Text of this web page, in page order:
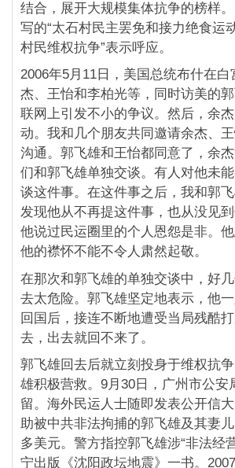
结合，展开大规模集体抗争的榜样
写的“太石村民主罢免和接力绝食运
村民维权抗争”表示呼应。
2006年5月11日，美国总统布什在
杰、王怡和李柏光等，同时访美的
联网上引发不小的争议。然后，余
动。我和几个朋友共同邀请余杰、
沟通。郭飞雄和王怡都同意了，余
们和郭飞雄单独交谈。有人对他未
谈这件事。在这件事之后，我和郭
发现他从不再提这件事，也从没见
他说过民运圈里的个人恩怨是非。
他的襟怀不能不令人肃然起敬。
在那次和郭飞雄的单独交谈中，好
去太危险。郭飞雄坚定地表示，他
回国后，接连不断地遭受当局残酷
去，出去就回不来了。
郭飞雄回去后就立刻投身于维权抗
雄积极营救。9月30日，广州市公安
留。海外民运人士随即发表公开信
助被中共非法拘捕的郭飞雄及其妻
多美元。警方指控郭飞雄涉“非法经
宁出版《沈阳政坛地震》一书。